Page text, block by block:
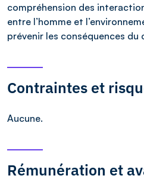
compréhension des
entre l’homme et
prévenir les conséquences du
Contraintes et
Aucune.
Rémunération et